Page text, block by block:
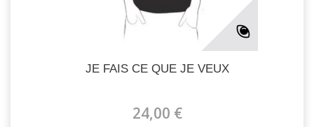
JE FAIS CE QUE JE VEUX
24,00 €